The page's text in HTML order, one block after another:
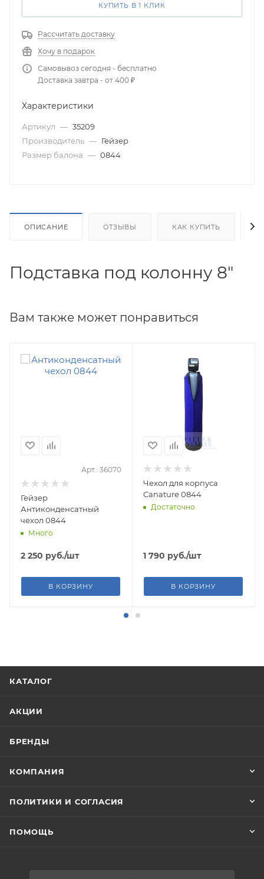
КУПИТЬ В 1 КЛИК
Рассчитать доставку
Хочу в подарок
Самовывоз сегодня - бесплатно
Доставка завтра - от 400 ₽
Характеристики
Артикул — 35209
Производитель — Гейзер
Размер балона — 0844
ОПИСАНИЕ ОТЗЫВЫ КАК КУПИТЬ
Подставка под колонну 8"
Вам также может понравиться
Арт.: 36070
Гейзер
Антиконденсатный
чехол 0844
Много
2 250 руб./шт
В КОРЗИНУ
Чехол для корпуса
Canature 0844
Достаточно
1 790 руб./шт
В КОРЗИНУ
КАТАЛОГ
АКЦИИ
БРЕНДЫ
КОМПАНИЯ
ПОЛИТИКИ И СОГЛАСИЯ
ПОМОЩЬ